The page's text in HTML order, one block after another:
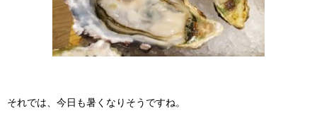
それでは、今日も暑くなりそうですね。